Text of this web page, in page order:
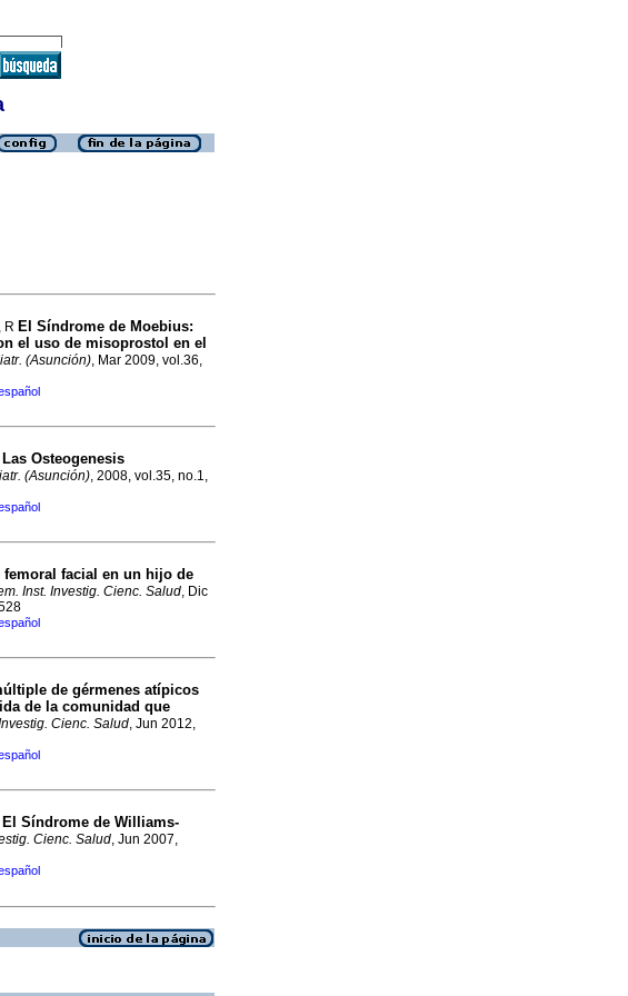
R El Síndrome de Moebius:
el uso de misoprostol en el
(Asunción), Mar 2009, vol.36,
Las Osteogenesis
(Asunción), 2008, vol.35, no.1,
femoral facial en un hijo de
Inst. Investig. Cienc. Salud, Dic
de gérmenes atípicos
de la comunidad que
Cienc. Salud, Jun 2012,
El Síndrome de Williams-
Cienc. Salud, Jun 2007,